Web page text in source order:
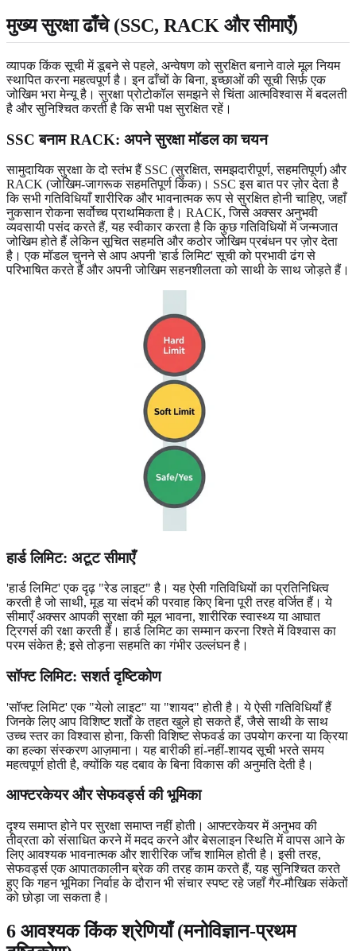
मुख्य सुरक्षा ढाँचे (SSC, RACK और सीमाएँ)
व्यापक किंक सूची में डूबने से पहले, अन्वेषण को सुरक्षित बनाने वाले मूल नियम
स्थापित करना महत्वपूर्ण है। इन ढाँचों के बिना, इच्छाओं की सूची सिर्फ़ एक
जोखिम भरा मेन्यू है। सुरक्षा प्रोटोकॉल समझने से चिंता आत्मविश्वास में बदलती
है और सुनिश्चित करती है कि सभी पक्ष सुरक्षित रहें।
SSC बनाम RACK: अपने सुरक्षा मॉडल का चयन
सामुदायिक सुरक्षा के दो स्तंभ हैं SSC (सुरक्षित, समझदारीपूर्ण, सहमतिपूर्ण) और
RACK (जोखिम-जागरूक सहमतिपूर्ण किंक)। SSC इस बात पर ज़ोर देता है
कि सभी गतिविधियाँ शारीरिक और भावनात्मक रूप से सुरक्षित होनी चाहिए, जहाँ
नुकसान रोकना सर्वोच्च प्राथमिकता है। RACK, जिसे अक्सर अनुभवी
व्यवसायी पसंद करते हैं, यह स्वीकार करता है कि कुछ गतिविधियों में जन्मजात
जोखिम होते हैं लेकिन सूचित सहमति और कठोर जोखिम प्रबंधन पर ज़ोर देता
है। एक मॉडल चुनने से आप अपनी 'हार्ड लिमिट' सूची को प्रभावी ढंग से
परिभाषित करते हैं और अपनी जोखिम सहनशीलता को साथी के साथ जोड़ते हैं।
हार्ड लिमिट: अटूट सीमाएँ
'हार्ड लिमिट' एक दृढ़ "रेड लाइट" है। यह ऐसी गतिविधियों का प्रतिनिधित्व
करती है जो साथी, मूड या संदर्भ की परवाह किए बिना पूरी तरह वर्जित हैं। ये
सीमाएँ अक्सर आपकी सुरक्षा की मूल भावना, शारीरिक स्वास्थ्य या आघात
ट्रिगर्स की रक्षा करती हैं। हार्ड लिमिट का सम्मान करना रिश्ते में विश्वास का
परम संकेत है; इसे तोड़ना सहमति का गंभीर उल्लंघन है।
सॉफ्ट लिमिट: सशर्त दृष्टिकोण
'सॉफ्ट लिमिट' एक "येलो लाइट" या "शायद" होती है। ये ऐसी गतिविधियाँ हैं
जिनके लिए आप विशिष्ट शर्तों के तहत खुले हो सकते हैं, जैसे साथी के साथ
उच्च स्तर का विश्वास होना, किसी विशिष्ट सेफवर्ड का उपयोग करना या क्रिया
का हल्का संस्करण आज़माना। यह बारीकी हां-नहीं-शायद सूची भरते समय
महत्वपूर्ण होती है, क्योंकि यह दबाव के बिना विकास की अनुमति देती है।
आफ्टरकेयर और सेफवर्ड्स की भूमिका
दृश्य समाप्त होने पर सुरक्षा समाप्त नहीं होती। आफ्टरकेयर में अनुभव की
तीव्रता को संसाधित करने में मदद करने और बेसलाइन स्थिति में वापस आने के
लिए आवश्यक भावनात्मक और शारीरिक जाँच शामिल होती है। इसी तरह,
सेफवर्ड्स एक आपातकालीन ब्रेक की तरह काम करते हैं, यह सुनिश्चित करते
हुए कि गहन भूमिका निर्वाह के दौरान भी संचार स्पष्ट रहे जहाँ गैर-मौखिक संकेतों
को छोड़ा जा सकता है।
6 आवश्यक किंक श्रेणियाँ (मनोविज्ञान-प्रथम